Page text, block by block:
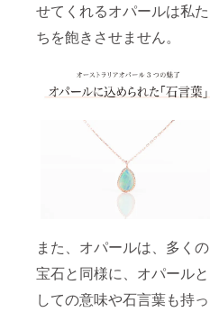
せてくれるオパールは私た
ちを飽きさせません。
また、オパールは、多くの
宝石と同様に、オパールと
しての意味や石言葉も持っ